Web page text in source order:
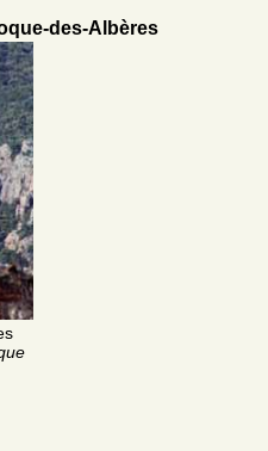
des-Albères